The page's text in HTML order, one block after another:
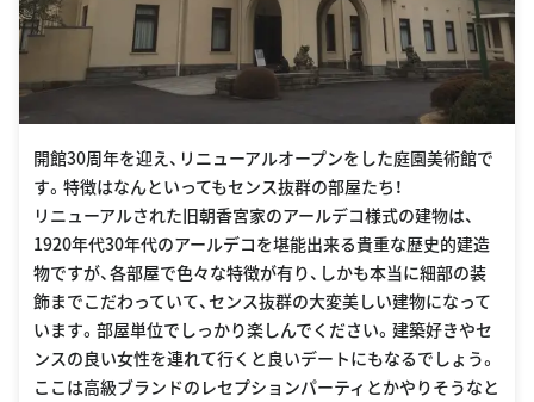
開館30周年を迎え、リニューアルオープンをした庭園美術館で
す。特徴はなんといってもセンス抜群の部屋たち！
リニューアルされた旧朝香宮家のアールデコ様式の建物は、
1920年代30年代のアールデコを堪能出来る貴重な歴史的建造
物ですが、各部屋で色々な特徴が有り、しかも本当に細部の装
飾までこだわっていて、センス抜群の大変美しい建物になって
います。部屋単位でしっかり楽しんでください。建築好きやセ
ンスの良い女性を連れて行くと良いデートにもなるでしょう。
ここは高級ブランドのレセプションパーティとかやりそうなと